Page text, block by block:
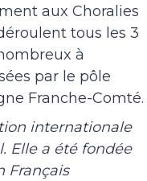
aux Choralies
tous les 3
à
par le pôle
Franche-Comté.
internationale
Elle a été fondée
Français